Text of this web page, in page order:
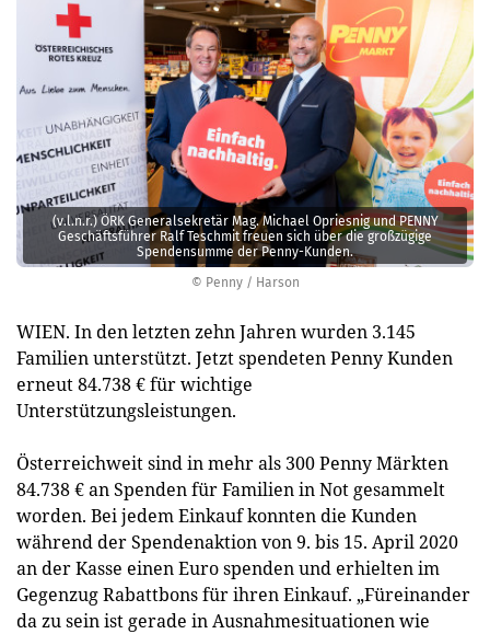
© Penny / Harson
(v.l.n.r.) ÖRK Generalsekretär Mag. Michael Opriesnig und PENNY
Geschäftsführer Ralf Teschmit freuen sich über die großzügige
Spendensumme der Penny-Kunden.
WIEN. In den letzten zehn Jahren wurden 3.145
Familien unterstützt. Jetzt spendeten Penny Kunden
erneut 84.738 € für wichtige
Unterstützungsleistungen.
Österreichweit sind in mehr als 300 Penny Märkten
84.738 € an Spenden für Familien in Not gesammelt
worden. Bei jedem Einkauf konnten die Kunden
während der Spendenaktion von 9. bis 15. April 2020
an der Kasse einen Euro spenden und erhielten im
Gegenzug Rabattbons für ihren Einkauf. „Füreinander
da zu sein ist gerade in Ausnahmesituationen wie